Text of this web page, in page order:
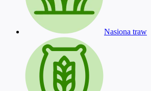
Nasiona traw